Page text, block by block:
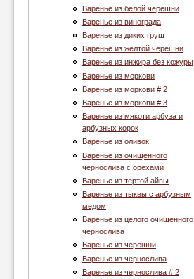
Варенье из белой черешни
Варенье из винограда
Варенье из диких груш
Варенье из желтой черешни
Варенье из инжира без кожуры
Варенье из моркови
Варенье из моркови # 2
Варенье из моркови # 3
Варенье из мякоти арбуза и
арбузных корок
Варенье из оливок
Варенье из очищенного
чернослива с орехами
Варенье из тертой айвы
Варенье из тыквы с арбузным
медом
Варенье из целого очищенного
чернослива
Варенье из черешни
Варенье из чернослива
Варенье из чернослива # 2